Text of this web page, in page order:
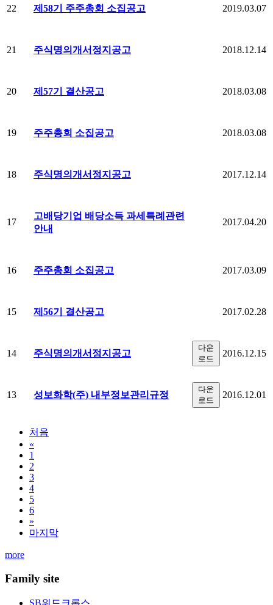
22 제58기 주주총회 소집공고 2019.03.07
21 주식명의개서정지공고 2018.12.14
20 제57기 결산공고 2018.03.08
19 주주총회 소집공고 2018.03.08
18 주식명의개서정지공고 2017.12.14
17
고배당기업 배당소득 과세특례관련
안내
2017.04.20
16 주주총회 소집공고 2017.03.09
15 제56기 결산공고 2017.02.28
14 주식명의개서정지공고
다운
로드
2016.12.15
13 성보화학(주) 내부정보관리규정
다운
로드
2016.12.01
처음
«
1
2
3
4
5
6
»
마지막
more
Family site
SB위드크롭스